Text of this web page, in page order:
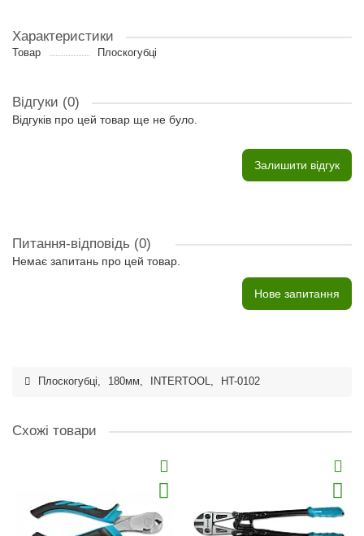
Характеристики
Товар Плоскогубці
Відгуки (0)
Відгуків про цей товар ще не було.
Залишити відгук
Питання-відповідь (0)
Немає запитань про цей товар.
Нове запитання
Плоскогубці, 180мм, INTERTOOL, HT-0102
Схожі товари